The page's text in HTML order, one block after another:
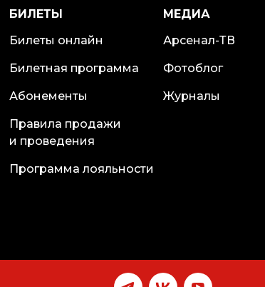
БИЛЕТЫ
Билеты онлайн
Билетная программа
Абонементы
Правила продажи
и проведения
Программа лояльности
МЕДИА
Арсенал-ТВ
Фотоблог
Журналы